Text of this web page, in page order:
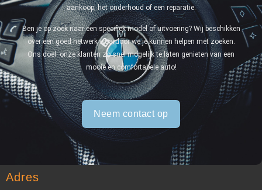
aankoop, het onderhoud of een reparatie.
Ben je op zoek naar een specifiek model of uitvoering? Wij beschikken
over een goed netwerk waardoor we je kunnen helpen met zoeken.
Ons doel: onze klanten zo snel mogelijk te laten genieten van een
mooie en comfortabele auto!
Neem contact op
Adres